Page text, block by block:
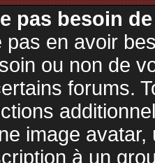
pas besoin
pas en avoir
ou non de
forums.
image
à un